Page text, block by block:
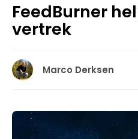
FeedBurner
vertrek
Marco Derksen